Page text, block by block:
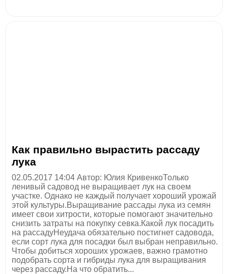
Как правильно вырастить рассаду
лука
02.05.2017 14:04 Автор: Юлия КривенкоТолько
ленивый садовод не выращивает лук на своем
участке. Однако не каждый получает хороший урожай
этой культуры.Выращивание рассады лука из семян
имеет свои хитрости, которые помогают значительно
снизить затраты на покупку севка.Какой лук посадить
на рассадуНеудача обязательно постигнет садовода,
если сорт лука для посадки был выбран неправильно.
Чтобы добиться хороших урожаев, важно грамотно
подобрать сорта и гибриды лука для выращивания
через рассаду.На что обратить...